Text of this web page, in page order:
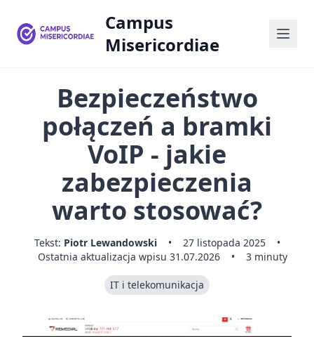
Campus
Misericordiae
Bezpieczeństwo
połączeń a bramki
VoIP - jakie
zabezpieczenia
warto stosować?
Tekst: Piotr Lewandowski • 27 listopada 2025
•
Ostatnia aktualizacja wpisu 31.07.2026
• 3 minuty
IT i telekomunikacja